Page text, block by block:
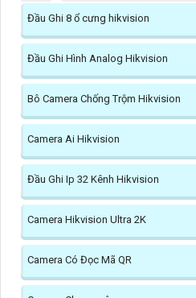
Đầu Ghi 8 ổ cưng hikvision
Đầu Ghi Hình Analog Hikvision
Bô Camera Chống Trộm Hikvision
Camera Ai Hikvision
Đầu Ghi Ip 32 Kênh Hikvision
Camera Hikvision Ultra 2K
Camera Có Đọc Mã QR